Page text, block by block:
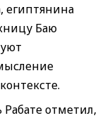
египтянина
Баю
отметил,